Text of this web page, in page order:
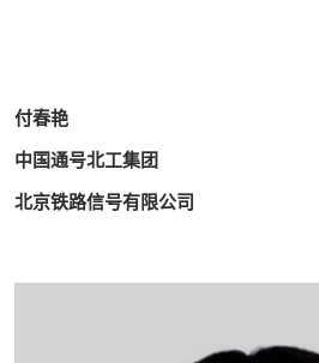
付春艳
中国通号北工集团
北京铁路信号有限公司